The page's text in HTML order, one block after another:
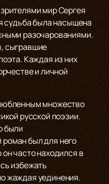
мир Сергея
судьба была насыщена
разочарованиями.
сыгравшие
Каждая из них
и личной
множество
русской поэзии.
были
был для него
часто находился в
избежать
жаждая уединения.